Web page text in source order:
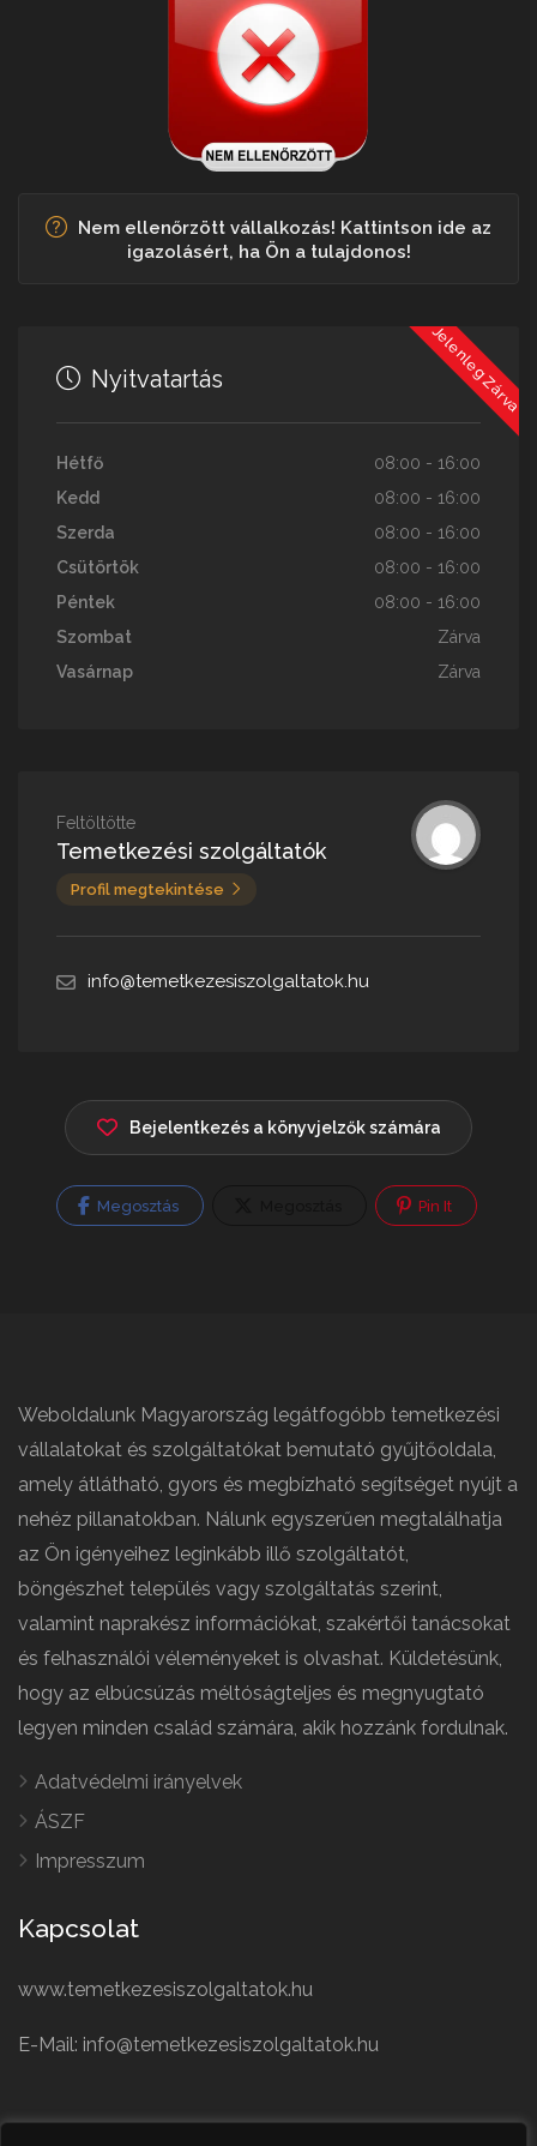
Nem ellenőrzött vállalkozás! Kattintson ide az
igazolásért, ha Ön a tulajdonos!
Jelenleg Zárva
Nyitvatartás
Hétfő
08:00 - 16:00
Kedd
08:00 - 16:00
Szerda
08:00 - 16:00
Csütörtök
08:00 - 16:00
Péntek
08:00 - 16:00
Szombat
Zárva
Vasárnap
Zárva
Feltöltötte
Temetkezési szolgáltatók
Profil megtekintése
info@temetkezesiszolgaltatok.hu
Bejelentkezés a könyvjelzők számára
Megosztás Pin It
Weboldalunk Magyarország legátfogóbb temetkezési
vállalatokat és szolgáltatókat bemutató gyűjtőoldala,
amely átlátható, gyors és megbízható segítséget nyújt a
nehéz pillanatokban. Nálunk egyszerűen megtalálhatja
az Ön igényeihez leginkább illő szolgáltatót,
böngészhet település vagy szolgáltatás szerint,
valamint naprakész információkat, szakértői tanácsokat
és felhasználói véleményeket is olvashat. Küldetésünk,
hogy az elbúcsúzás méltóságteljes és megnyugtató
legyen minden család számára, akik hozzánk fordulnak.
Adatvédelmi irányelvek
ÁSZF
Impresszum
Kapcsolat
www.temetkezesiszolgaltatok.hu
E-Mail: info@temetkezesiszolgaltatok.hu